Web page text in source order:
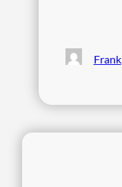
Frank